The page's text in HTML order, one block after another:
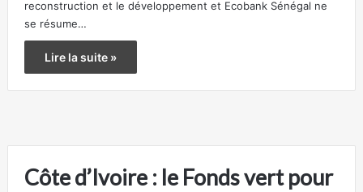
reconstruction et le développement et Ecobank Sénégal ne
se résume…
Lire la suite »
Côte d’Ivoire : le Fonds vert pour